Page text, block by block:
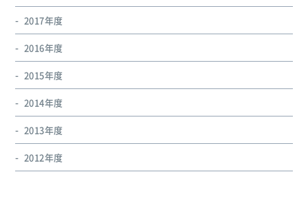
2017年度
2016年度
2015年度
2014年度
2013年度
2012年度